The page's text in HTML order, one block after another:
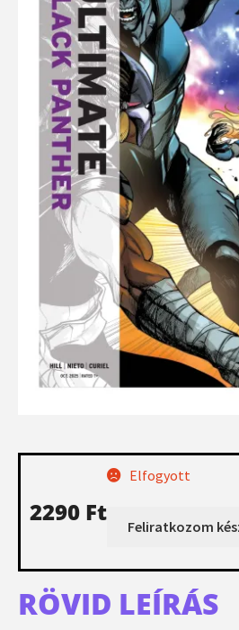
2290 Ft
Elfogyott
RÖVID LEÍRÁS